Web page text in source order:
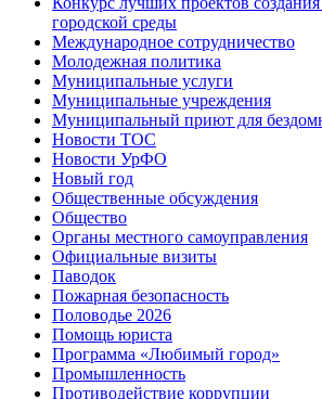
городской среды
Международное сотрудничество
Молодежная политика
Муниципальные услуги
Муниципальные учреждения
Муниципальный приют для
Новости ТОС
Новости УрФО
Новый год
Общественные обсуждения
Общество
Органы местного самоуправления
Официальные визиты
Паводок
Пожарная безопасность
Половодье 2026
Помощь юриста
Программа «Любимый город»
Промышленность
Противодействие коррупции